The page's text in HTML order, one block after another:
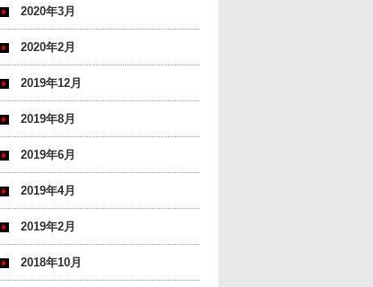
2020年3月
2020年2月
2019年12月
2019年8月
2019年6月
2019年4月
2019年2月
2018年10月